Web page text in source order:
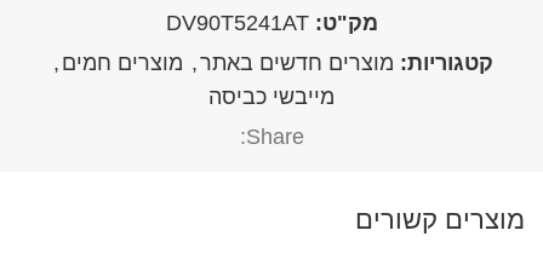
מק"ט:DV90T5241AT
קטגוריות: מוצרים חדשים באתר, מוצרים חמים ,
מייבשי כביסה
Share:
מוצרים קשורים